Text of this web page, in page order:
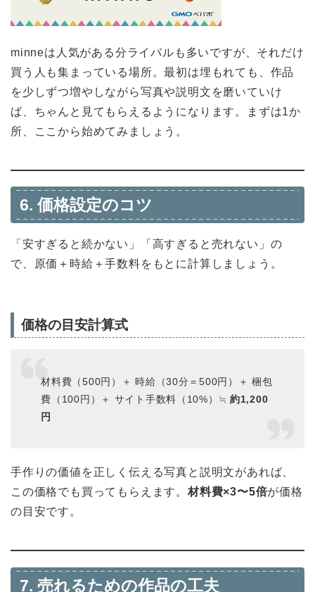
minneは人気がある分ライバルも多いですが、それだけ
買う人も集まっている場所。最初は埋もれても、作品
を少しずつ増やしながら写真や説明文を磨いていけ
ば、ちゃんと見てもらえるようになります。まずは1か
所、ここから始めてみましょう。
6. 価格設定のコツ
「安すぎると続かない」「高すぎると売れない」の
で、原価＋時給＋手数料をもとに計算しましょう。
価格の目安計算式
材料費（500円）＋ 時給（30分＝500円）＋ 梱包
費（100円）＋ サイト手数料（10%）≒約1,200
円
手作りの価値を正しく伝える写真と説明文があれば、
この価格でも買ってもらえます。 材料費×3〜5倍が価格
の目安です。
7. 売れるための作品の工夫